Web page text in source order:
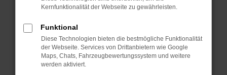
verhindern. Funktioniert die Seite in einem
Fenster?
Starte dein Gerät neu.
Das kann manchmal helfen, vorübergehende
Probleme zu beheben.
Kernfunktionalität der Webseite zu gewährleisten.
Funktional
Diese Technologien bieten die bestmögliche Funktionalität
der Webseite. Services von Drittanbietern wie Google
Maps, Chats, Fahrzeugbewertungssystem und weitere
werden aktiviert.